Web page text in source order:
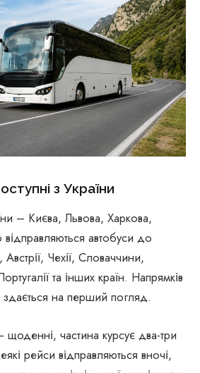
з України
– Києва, Львова, Харкова,
автобуси до
Чехії, Словаччини,
та інших країн. Напрямків
на перший погляд.
щоденні, частина курсує два-три
рейси відправляються вночі,